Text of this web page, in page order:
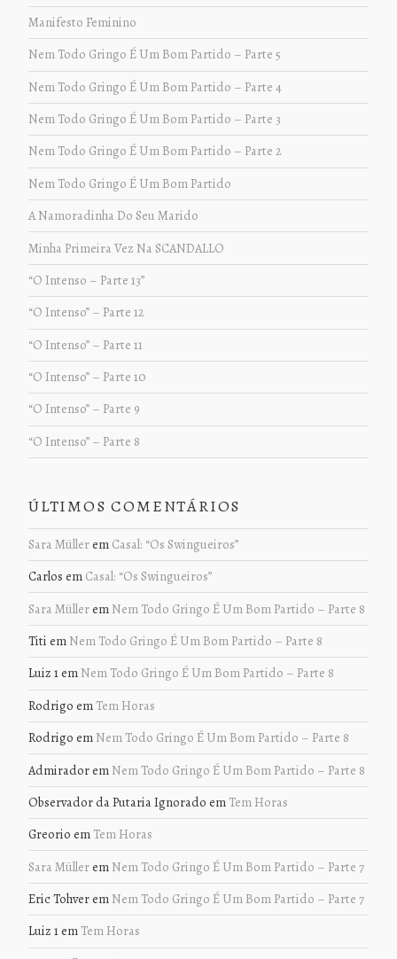
Manifesto Feminino
Nem Todo Gringo É Um Bom Partido – Parte 5
Nem Todo Gringo É Um Bom Partido – Parte 4
Nem Todo Gringo É Um Bom Partido – Parte 3
Nem Todo Gringo É Um Bom Partido – Parte 2
Nem Todo Gringo É Um Bom Partido
A Namoradinha Do Seu Marido
Minha Primeira Vez Na SCANDALLO
“O Intenso – Parte 13”
“O Intenso” – Parte 12
“O Intenso” – Parte 11
“O Intenso” – Parte 10
“O Intenso” – Parte 9
“O Intenso” – Parte 8
ÚLTIMOS COMENTÁRIOS
Sara Müllerem Casal: “Os Swingueiros”
Carlos em Casal: “Os Swingueiros”
Sara Müllerem Nem Todo Gringo É Um Bom Partido – Parte 8
Titi em Nem Todo Gringo É Um Bom Partido – Parte 8
Luiz 1em Nem Todo Gringo É Um Bom Partido – Parte 8
Rodrigo em Tem Horas
Rodrigo em Nem Todo Gringo É Um Bom Partido – Parte 8
Admiradorem Nem Todo Gringo É Um Bom Partido – Parte 8
Observador da Putaria Ignorado em Tem Horas
Greorio em Tem Horas
Sara Müllerem Nem Todo Gringo É Um Bom Partido – Parte 7
Eric Tohverem Nem Todo Gringo É Um Bom Partido – Parte 7
Luiz 1em Tem Horas